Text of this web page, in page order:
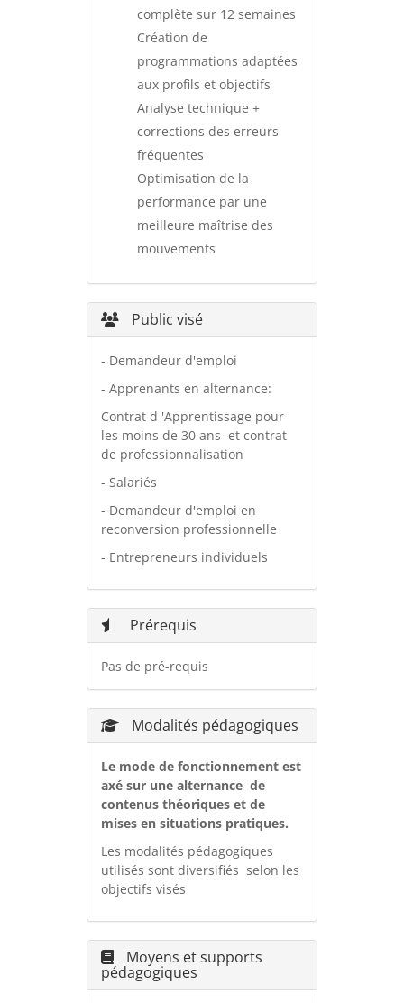
complète sur 12 semaines
Création de
programmations adaptées
aux profils et objectifs
Analyse technique +
corrections des erreurs
fréquentes
Optimisation de la
performance par une
meilleure maîtrise des
mouvements
Public visé
- Demandeur d'emploi
- Apprenants en alternance:
Contrat d 'Apprentissage pour
les moins de 30 ans et contrat
de professionnalisation
- Salariés
- Demandeur d'emploi en
reconversion professionnelle
- Entrepreneurs individuels
Prérequis
Pas de pré-requis
Modalités pédagogiques
Le mode de fonctionnement est
axé sur une alternance de
contenus théoriques et de
mises en situations pratiques.
Les modalités pédagogiques
utilisés sont diversifiés selon les
objectifs visés
Moyens et supports
pédagogiques